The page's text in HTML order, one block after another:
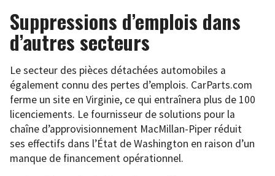
Suppressions d’emplois dans
d’autres secteurs
Le secteur des pièces détachées automobiles a
également connu des pertes d’emplois. CarParts.com
ferme un site en Virginie, ce qui entraînera plus de 100
licenciements. Le fournisseur de solutions pour la
chaîne d’approvisionnement MacMillan-Piper réduit
ses effectifs dans l’État de Washington en raison d’un
manque de financement opérationnel.